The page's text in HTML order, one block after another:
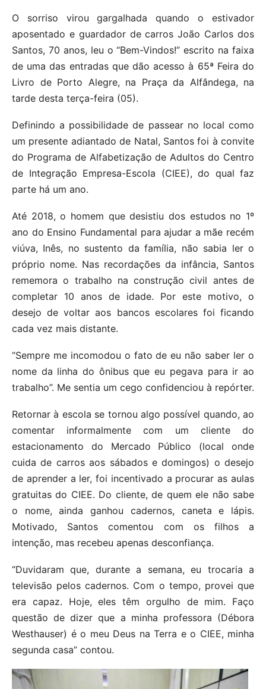
O sorriso virou gargalhada quando o estivador
aposentado e guardador de carros João Carlos dos
Santos, 70 anos, leu o “Bem-Vindos!” escrito na faixa
de uma das entradas que dão acesso à 65ª Feira do
Livro de Porto Alegre, na Praça da Alfândega, na
tarde desta terça-feira (05).
Definindo a possibilidade de passear no local como
um presente adiantado de Natal, Santos foi à convite
do Programa de Alfabetização de Adultos do Centro
de Integração Empresa-Escola (CIEE), do qual faz
parte há um ano.
Até 2018, o homem que desistiu dos estudos no 1º
ano do Ensino Fundamental para ajudar a mãe recém
viúva, Inês, no sustento da família, não sabia ler o
próprio nome. Nas recordações da infância, Santos
rememora o trabalho na construção civil antes de
completar 10 anos de idade. Por este motivo, o
desejo de voltar aos bancos escolares foi ficando
cada vez mais distante.
“Sempre me incomodou o fato de eu não saber ler o
nome da linha do ônibus que eu pegava para ir ao
trabalho”. Me sentia um cego confidenciou à repórter.
Retornar à escola se tornou algo possível quando, ao
comentar informalmente com um cliente do
estacionamento do Mercado Público (local onde
cuida de carros aos sábados e domingos) o desejo
de aprender a ler, foi incentivado a procurar as aulas
gratuitas do CIEE. Do cliente, de quem ele não sabe
o nome, ainda ganhou cadernos, caneta e lápis.
Motivado, Santos comentou com os filhos a
intenção, mas recebeu apenas desconfiança.
“Duvidaram que, durante a semana, eu trocaria a
televisão pelos cadernos. Com o tempo, provei que
era capaz. Hoje, eles têm orgulho de mim. Faço
questão de dizer que a minha professora (Débora
Westhauser) é o meu Deus na Terra e o CIEE, minha
segunda casa” contou.